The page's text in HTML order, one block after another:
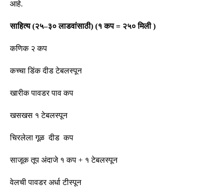
आहे.
साहित्य(२५–३० लाडवांसाठी) (१ कप= २५० मिली)
कणिक २ कप
कच्चा डिंक दीड टेबलस्पून
खारीक पावडर पाव कप
खसखस १ टेबलस्पून
चिरलेला गूळ दीड कप
साजूक तूप अंदाजे १ कप + १ टेबलस्पून
वेलची पावडर अर्धा टीस्पून